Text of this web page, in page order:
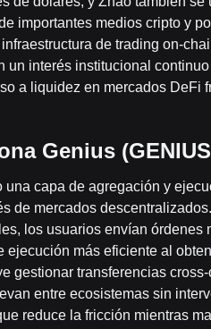
importantes medios cripto y
de trading on-
un interés institucional
a liquidez en mercados DeFi
Genius
una capa de agregación y
de mercados
los usuarios envían órdenes
ejecución más eficiente al
gestionar transferencias
entre ecosistemas sin
reduce la fricción mientras